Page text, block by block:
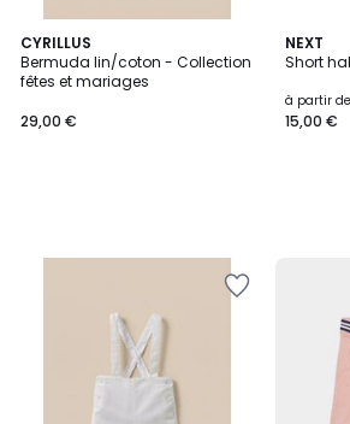
CYRILLUS
Bermuda lin/coton - Collection
fêtes et mariages
29,00 €
NEXT
Short
à partir de
15,00 €
3